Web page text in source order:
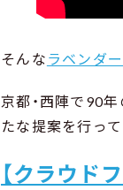
そんな ラベンダ
京都・西陣で90
たな提案を行って
【クラウド